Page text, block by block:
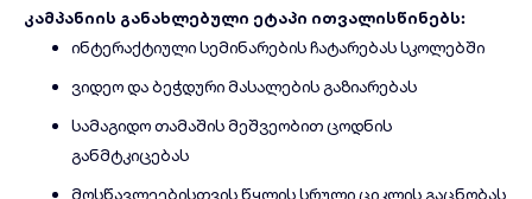
კამპანიის განახლებული ეტაპი ითვალისწინებს:
ინტერაქტიული სემინარების ჩატარებას სკოლებში
ვიდეო და ბეჭდური მასალების გაზიარებას
სამაგიდო თამაშის მეშვეობით ცოდნის
განმტკიცებას
მოსწავლეებისთვის წყლის სრული ციკლის გაცნობას